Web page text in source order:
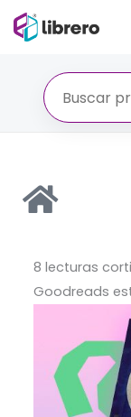
8 lecturas
Goodreads